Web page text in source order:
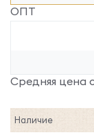
ОПТ
Средняя цена
Наличие